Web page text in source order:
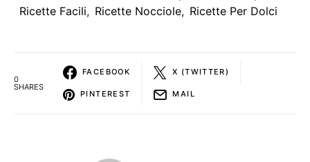
Ricette Facili, Ricette Nocciole, Ricette Per Dolci
0
SHARES
FACEBOOK X (TWITTER)
PINTEREST MAIL